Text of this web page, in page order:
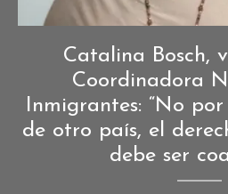
Catalina Bosch,
Coordinadora
Inmigrantes: “No
de otro país, el
debe ser